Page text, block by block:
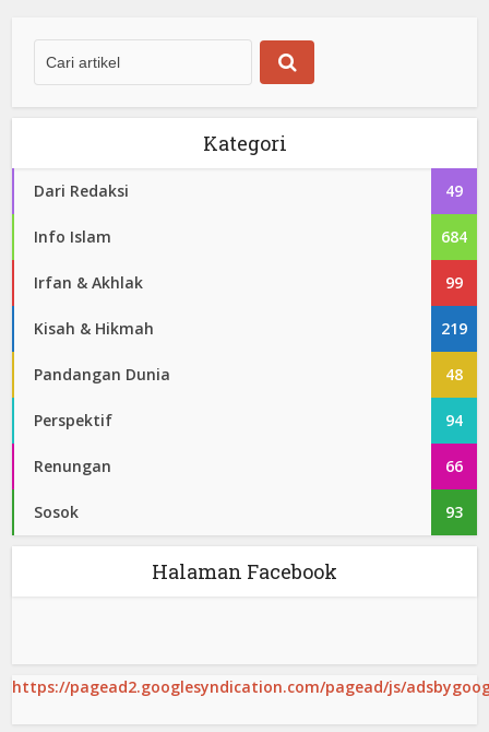
Kategori
Dari Redaksi 49
Info Islam 684
Irfan & Akhlak 99
Kisah & Hikmah 219
Pandangan Dunia 48
Perspektif 94
Renungan 66
Sosok 93
Halaman Facebook
https://pagead2.googlesyndication.com/pagead/js/